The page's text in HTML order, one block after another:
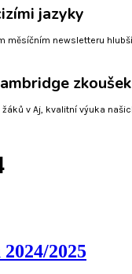
jazyky
měsíčním newsletteru
zkoušek
v Aj, kvalitní výuka
2025